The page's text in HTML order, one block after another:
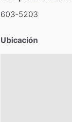
603-5203
Ubicación